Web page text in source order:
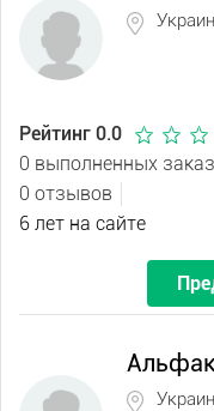
Рейтинг 0.0
0 выполненных
0 отзывов
6 лет на сайте